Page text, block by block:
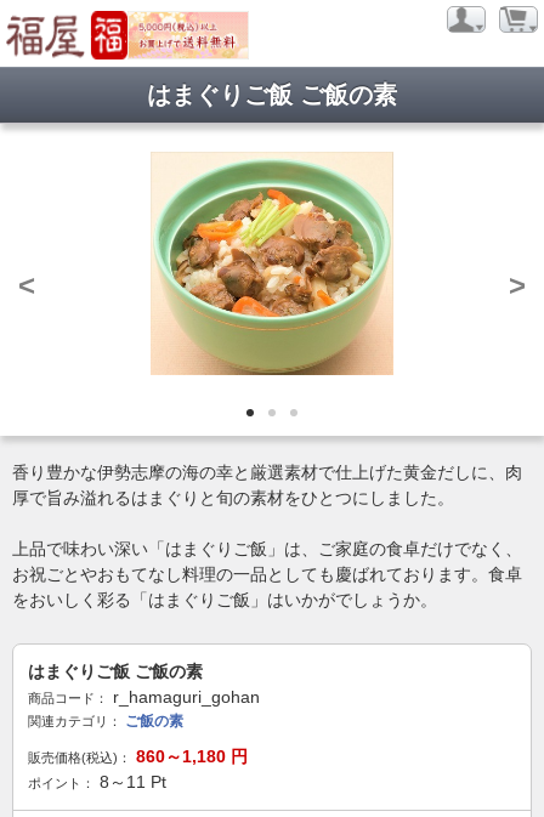
はまぐりご飯 ご飯の素
< >
香り豊かな伊勢志摩の海の幸と厳選素材で仕上げた黄金だしに、肉
厚で旨み溢れるはまぐりと旬の素材をひとつにしました。
上品で味わい深い「はまぐりご飯」は、ご家庭の食卓だけでなく、
お祝ごとやおもてなし料理の一品としても慶ばれております。食卓
をおいしく彩る「はまぐりご飯」はいかがでしょうか。
はまぐりご飯 ご飯の素
商品コード： r_hamaguri_gohan
関連カテゴリ： ご飯の素
販売価格(税込)： 860～1,180 円
ポイント： 8～11 Pt
ようこそ ゲストさん
新規会員登録
当サイトについて お問い合わせ
特定商取引に関する表記 プライバシーポリシー
Copyright © 2013- 2026 Hukuya All rights reserved.